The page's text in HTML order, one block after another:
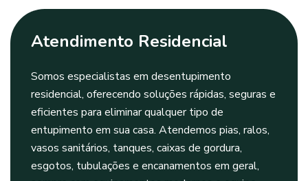
Atendimento Residencial
Somos especialistas em desentupimento
residencial, oferecendo soluções rápidas, seguras e
eficientes para eliminar qualquer tipo de
entupimento em sua casa. Atendemos pias, ralos,
vasos sanitários, tanques, caixas de gordura,
esgotos, tubulações e encanamentos em geral,